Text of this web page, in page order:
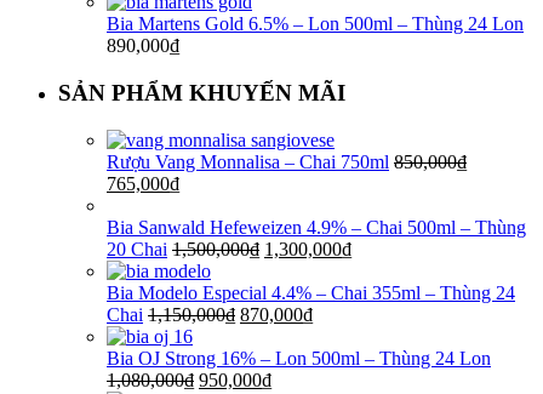
Bia Martens Gold 6.5% – Lon 500ml – Thùng 24 Lon
890,000₫
SẢN PHẨM KHUYẾN MÃI
Rượu Vang Monnalisa – Chai 750ml 850,000₫
765,000₫
Bia Sanwald Hefeweizen 4.9% – Chai 500ml – Thùng
20 Chai 1,500,000₫ 1,300,000₫
Bia Modelo Especial 4.4% – Chai 355ml – Thùng 24
Chai 1,150,000₫ 870,000₫
Bia OJ Strong 16% – Lon 500ml – Thùng 24 Lon
1,080,000₫ 950,000₫